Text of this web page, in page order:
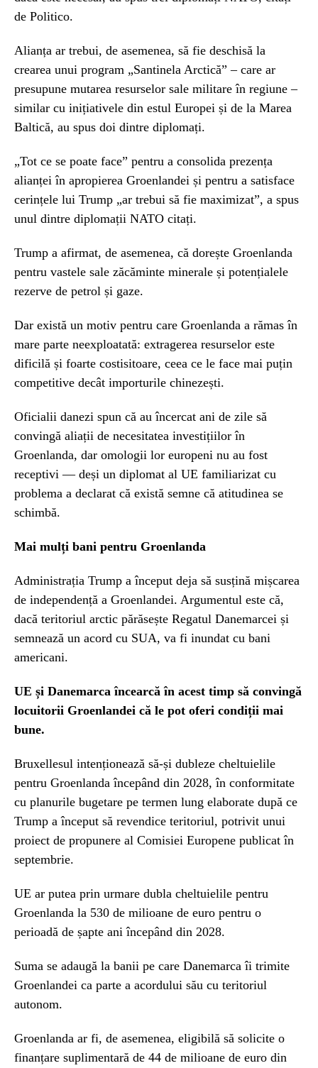
de Politico.
Alianța ar trebui, de asemenea, să fie deschisă la
crearea unui program „Santinela Arctică” – care ar
presupune mutarea resurselor sale militare în regiune –
similar cu inițiativele din estul Europei și de la Marea
Baltică, au spus doi dintre diplomați.
„Tot ce se poate face” pentru a consolida prezența
alianței în apropierea Groenlandei și pentru a satisface
cerințele lui Trump „ar trebui să fie maximizat”, a spus
unul dintre diplomații NATO citați.
Trump a afirmat, de asemenea, că dorește Groenlanda
pentru vastele sale zăcăminte minerale și potențialele
rezerve de petrol și gaze.
Dar există un motiv pentru care Groenlanda a rămas în
mare parte neexploatată: extragerea resurselor este
dificilă și foarte costisitoare, ceea ce le face mai puțin
competitive decât importurile chinezești.
Oficialii danezi spun că au încercat ani de zile să
convingă aliații de necesitatea investițiilor în
Groenlanda, dar omologii lor europeni nu au fost
receptivi — deși un diplomat al UE familiarizat cu
problema a declarat că există semne că atitudinea se
schimbă.
Mai mulți bani pentru Groenlanda
Administrația Trump a început deja să susțină mișcarea
de independență a Groenlandei. Argumentul este că,
dacă teritoriul arctic părăsește Regatul Danemarcei și
semnează un acord cu SUA, va fi inundat cu bani
americani.
UE și Danemarca încearcă în acest timp să convingă
locuitorii Groenlandei că le pot oferi condiții mai
bune.
Bruxellesul intenționează să-și dubleze cheltuielile
pentru Groenlanda începând din 2028, în conformitate
cu planurile bugetare pe termen lung elaborate după ce
Trump a început să revendice teritoriul, potrivit unui
proiect de propunere al Comisiei Europene publicat în
septembrie.
UE ar putea prin urmare dubla cheltuielile pentru
Groenlanda la 530 de milioane de euro pentru o
perioadă de șapte ani începând din 2028.
Suma se adaugă la banii pe care Danemarca îi trimite
Groenlandei ca parte a acordului său cu teritoriul
autonom.
Groenlanda ar fi, de asemenea, eligibilă să solicite o
finanțare suplimentară de 44 de milioane de euro din